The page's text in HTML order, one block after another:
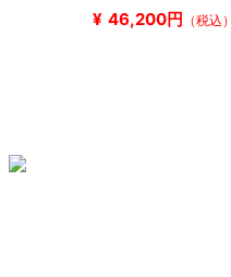
¥ 46,200円 （税込）